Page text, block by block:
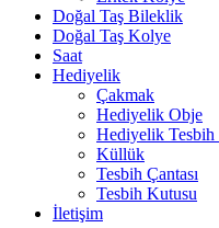
Doğal Taş Bileklik
Doğal Taş Kolye
Saat
Hediyelik
Çakmak
Hediyelik Obje
Hediyelik Tesbih
Küllük
Tesbih Çantası
Tesbih Kutusu
İletişim